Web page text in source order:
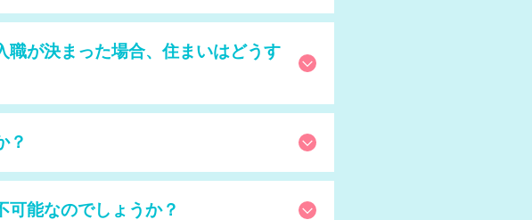
職が決まった場合、住まいはどうす
？
可能なのでしょうか？